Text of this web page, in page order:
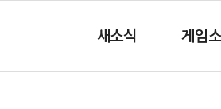
새소식 게임